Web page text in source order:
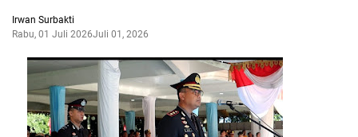
Irwan Surbakti
Rabu, 01 Juli 2026Juli 01, 2026